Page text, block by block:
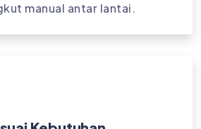
manual antar lantai.